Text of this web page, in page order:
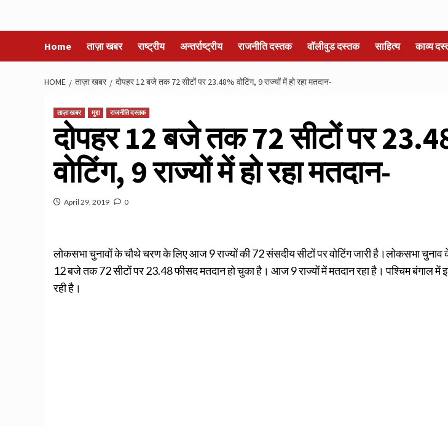
Home ताज़ा खबर राष्ट्रीय अन्तर्राष्ट्रीय राजनीति दस्तक वॉलीवुड दस्तक साहित्य काव्य
HOME ताज़ा खबर दोपहर 12 बजे तक 72 सीटों पर 23.48% वोटिंग, 9 राज्‍यों में हो रहा मतदान-
ताज़ा खबर मुद्दा राजनीति दस्तक
दोपहर 12 बजे तक 72 सीटों पर
वोटिंग, 9 राज्‍यों में हो रहा मतदान-
April 29, 2019 0
लोकसभा चुनावों के चौथे चरण के लिए आज 9 राज्यों की 72 संसदीय सीटों पर वोटिंग जारी है।लोकसभा
12 बजे तक 72 सीटों पर 23.48 फीसद मतदान हो चुका है। आज 9 राज्‍यों में मतदान रहा है। पश्चिम बंगाल में
रही है।